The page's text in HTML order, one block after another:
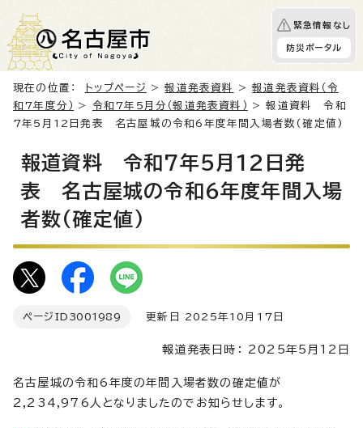
緊急情報なし
防災ポータル
現在の位置： トップページ >報道発表資料 >報道発表資料（令
和7年度分）
> 令和7年5月分（報道発表資料）
> 報道資料 令和
7年5月12日発表 名古屋城の令和6年度年間入場者数(確定値)
報道資料 令和7年5月12日発
表 名古屋城の令和6年度年間入場
者数(確定値)
ページID 3001989 更新日 2025年10月17日
報道発表日時： 2025年5月12日
名古屋城の令和6年度の年間入場者数の確定値が
2,234,976人となりましたのでお知らせします。